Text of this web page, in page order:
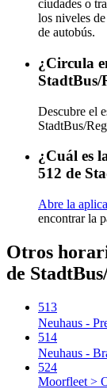
ciudades o
los niveles
de autobús.
¿Circula
StadtBus/
Descubre el
StadtBus/
¿Cuál es
512 de
Abre la
encontrar la
Otros
de
513
Neuhaus -
514
Neuhaus -
524
Moorfleet >